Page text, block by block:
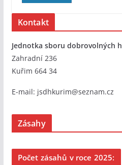
Kontakt
Jednotka sboru dobrovolných
Zahradní 236
Kuřim 664 34
E-mail: jsdhkurim@seznam.cz
Zásahy
Počet zásahů v roce 2025: